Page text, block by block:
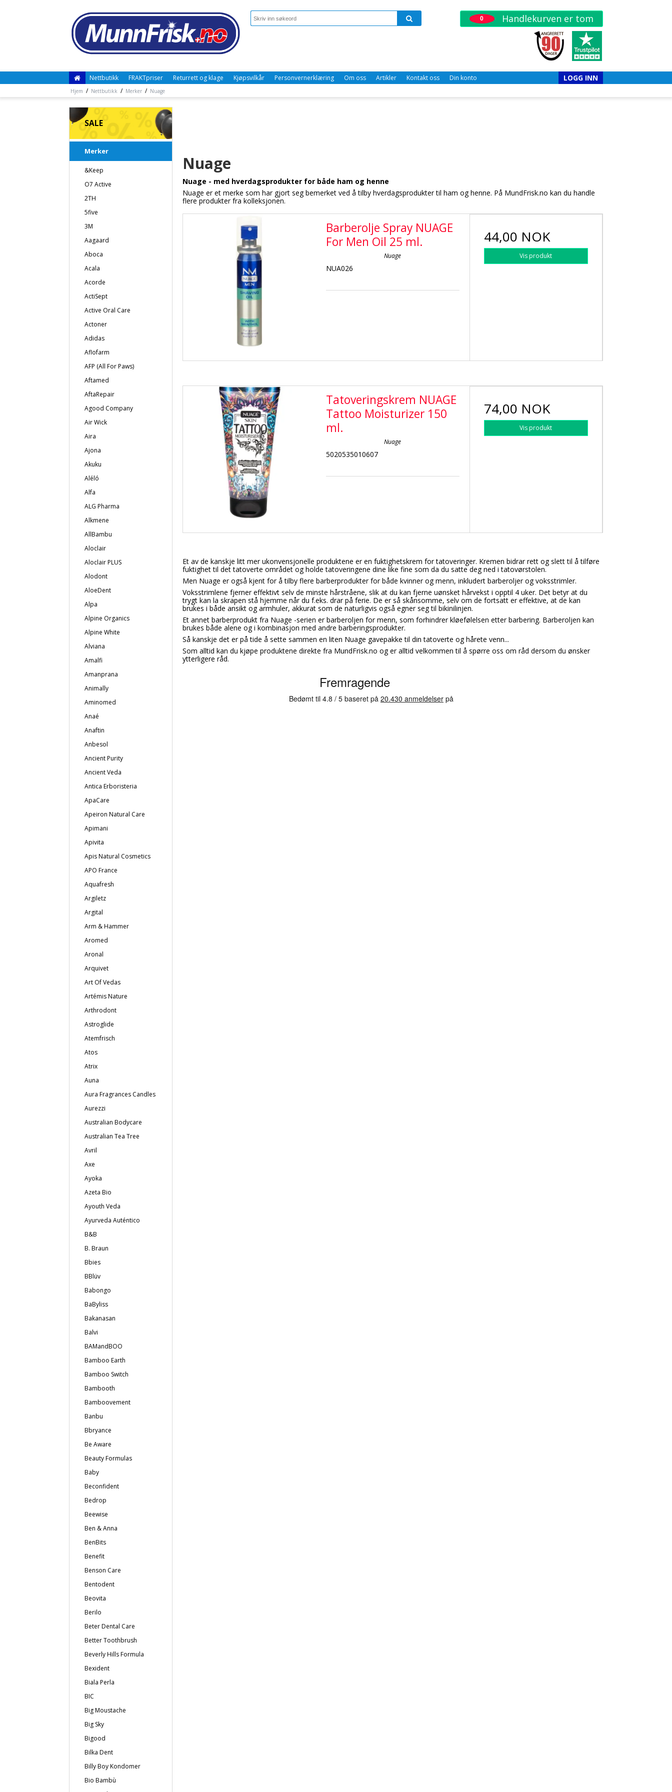
0 Handlekurven er tom
Nettbutikk FRAKTpriser Returrett og klage Kjøpsvilkår Personvernerklæring Om oss Artikler Kontakt oss Din konto LOGG INN
Hjem / Nettbutikk / Merker / Nuage
SALE
Merker
&Keep
O7 Active
2TH
5five
3M
Aagaard
Aboca
Acala
Acorde
ActiSept
Active Oral Care
Actoner
Adidas
Aflofarm
AFP (All For Paws)
Aftamed
AftaRepair
Agood Company
Air Wick
Aira
Ajona
Akuku
Aléló
Alfa
ALG Pharma
Alkmene
AllBambu
Aloclair
Aloclair PLUS
Alodont
AloeDent
Alpa
Alpine Organics
Alpine White
Alviana
Amalfi
Amanprana
Animally
Aminomed
Anaé
Anaftin
Anbesol
Ancient Purity
Ancient Veda
Antica Erboristeria
ApaCare
Apeiron Natural Care
Apimani
Apivita
Apis Natural Cosmetics
APO France
Aquafresh
Argiletz
Argital
Arm & Hammer
Aromed
Aronal
Arquivet
Art Of Vedas
Artémis Nature
Arthrodont
Astroglide
Atemfrisch
Atos
Atrix
Auna
Aura Fragrances Candles
Aurezzi
Australian Bodycare
Australian Tea Tree
Avril
Axe
Ayoka
Azeta Bio
Ayouth Veda
Ayurveda Auténtico
B&B
B. Braun
Bbies
BBlüv
Babongo
BaByliss
Bakanasan
Balvi
BAMandBOO
Bamboo Earth
Bamboo Switch
Bambooth
Bamboovement
Banbu
Bbryance
Be Aware
Beauty Formulas
Baby
Beconfident
Bedrop
Beewise
Ben & Anna
BenBits
Benefit
Benson Care
Bentodent
Beovita
Berilo
Beter Dental Care
Better Toothbrush
Beverly Hills Formula
Bexident
Biala Perla
BIC
Big Moustache
Big Sky
Bigood
Bilka Dent
Billy Boy Kondomer
Bio Bambù
Nuage
Nuage - med hverdagsprodukter for både ham og henne
Nuage er et merke som har gjort seg bemerket ved å tilby hverdagsprodukter til ham og henne. På MundFrisk.no kan du handle
flere produkter fra kolleksjonen.
Barberolje Spray NUAGE
For Men Oil 25 ml.
Nuage
NUA026
44,00 NOK
Vis produkt
Tatoveringskrem NUAGE
Tattoo Moisturizer 150
ml.
Nuage
5020535010607
74,00 NOK
Vis produkt
Et av de kanskje litt mer ukonvensjonelle produktene er en fuktighetskrem for tatoveringer. Kremen bidrar rett og slett til å tilføre
fuktighet til det tatoverte området og holde tatoveringene dine like fine som da du satte deg ned i tatovørstolen.
Men Nuage er også kjent for å tilby flere barberprodukter for både kvinner og menn, inkludert barberoljer og voksstrimler.
Voksstrimlene fjerner effektivt selv de minste hårstråene, slik at du kan fjerne uønsket hårvekst i opptil 4 uker. Det betyr at du
trygt kan la skrapen stå hjemme når du f.eks. drar på ferie. De er så skånsomme, selv om de fortsatt er effektive, at de kan
brukes i både ansikt og armhuler, akkurat som de naturligvis også egner seg til bikinilinjen.
Et annet barberprodukt fra Nuage -serien er barberoljen for menn, som forhindrer kløefølelsen etter barbering. Barberoljen kan
brukes både alene og i kombinasjon med andre barberingsprodukter.
Så kanskje det er på tide å sette sammen en liten Nuage gavepakke til din tatoverte og hårete venn...
Som alltid kan du kjøpe produktene direkte fra MundFrisk.no og er alltid velkommen til å spørre oss om råd dersom du ønsker
ytterligere råd.